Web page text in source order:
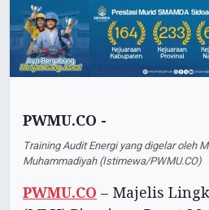
PWMU.CO -
Training Audit Energi yang digelar oleh
Muhammadiyah (Istimewa/PWMU.CO)
PWMU.CO – Majelis